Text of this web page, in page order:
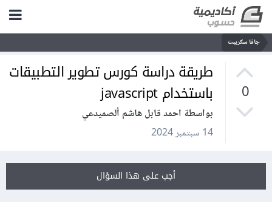
جافا سكريبت
0
طريقة دراسة كورس تطوير التطبيقات
باستخدام javascript
بواسطة احمد قابل هاشم ألصميدعي
14 سبتمبر 2024
أجب على هذا السؤال